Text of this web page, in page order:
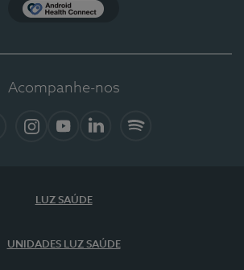
Acompanhe-nos
LUZ SAÚDE
UNIDADES LUZ SAÚDE